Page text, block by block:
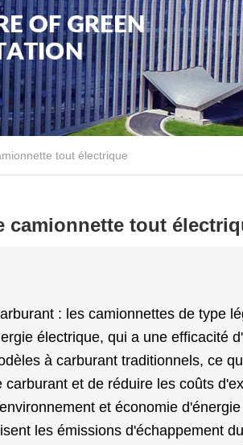
tout électrique
camionnette tout
: les camionnettes de type
électrique, qui a une efficacité
à carburant traditionnels, ce
carburant et de réduire les coûts
et économie
les émissions d'échappement